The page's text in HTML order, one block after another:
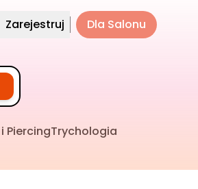
Zarejestruj Dla Salonu
PiercingTrychologia